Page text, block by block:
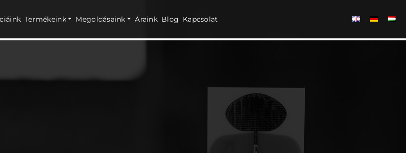
Termékeink Megoldásaink Áraink Blog Kapcsolat